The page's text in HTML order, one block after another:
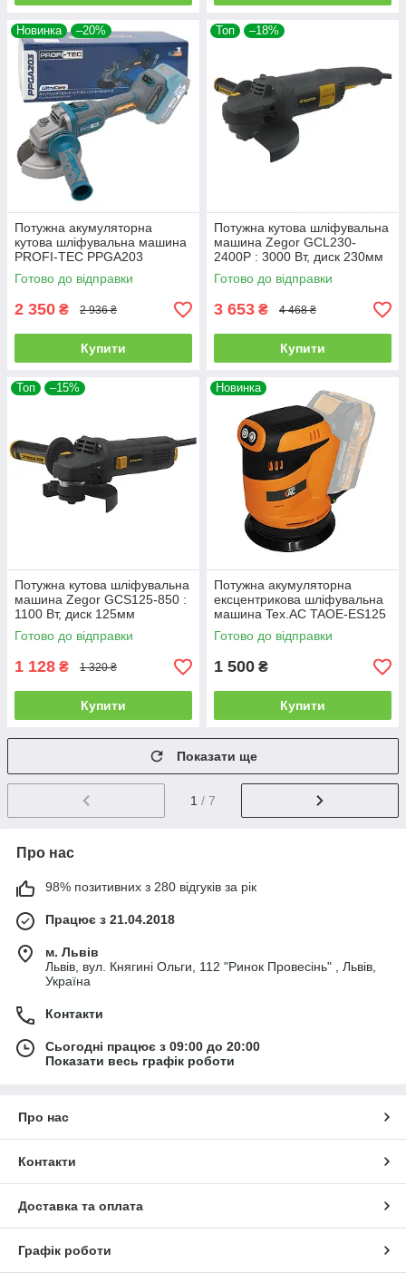
Новинка –20%
Потужна акумуляторна
кутова шліфувальна машина
PROFI-TEC PPGA203
UltraCore : без АКБ, диск 125
мм (007180)
Готово до відправки
2 350 ₴ 2 936 ₴
Купити
Топ –18%
Потужна кутова шліфувальна
машина Zegor GCL230-
2400P : 3000 Вт, диск 230мм
(GCL230-2400P)
Готово до відправки
3 653 ₴ 4 468 ₴
Купити
Топ –15%
Потужна кутова шліфувальна
машина Zegor GCS125-850 :
1100 Вт, диск 125мм
(GCS125-850)
Готово до відправки
1 128 ₴ 1 320 ₴
Купити
Новинка
Потужна акумуляторна
ексцентрикова шліфувальна
машина Tex.AC TAOE-ES125
: без АКБ, платформа 125мм
(TAOE-ES125)
Готово до відправки
1 500 ₴
Купити
Показати ще
1 / 7
Про нас
98% позитивних з 280 відгуків за рік
Працює з 21.04.2018
м. Львів
Львів, вул. Княгині Ольги, 112 "Ринок Провесінь" , Львів,
Україна
Контакти
Сьогодні працює з 09:00 до 20:00
Показати весь графік роботи
Про нас
Контакти
Доставка та оплата
Графік роботи